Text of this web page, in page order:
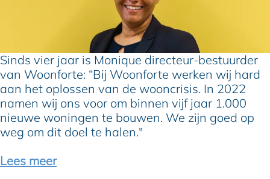
s
o
v
e
r
d
e
n
i
e
B
r
e
w
s
e
r
Sinds vier jaar is Monique directeur-bestuurder
van Woonforte: “Bij Woonforte werken wij hard
aan het oplossen van de wooncrisis. In 2022
namen wij ons voor om binnen vijf jaar 1.000
nieuwe woningen te bouwen. We zijn goed op
weg om dit doel te halen."
Lees meer